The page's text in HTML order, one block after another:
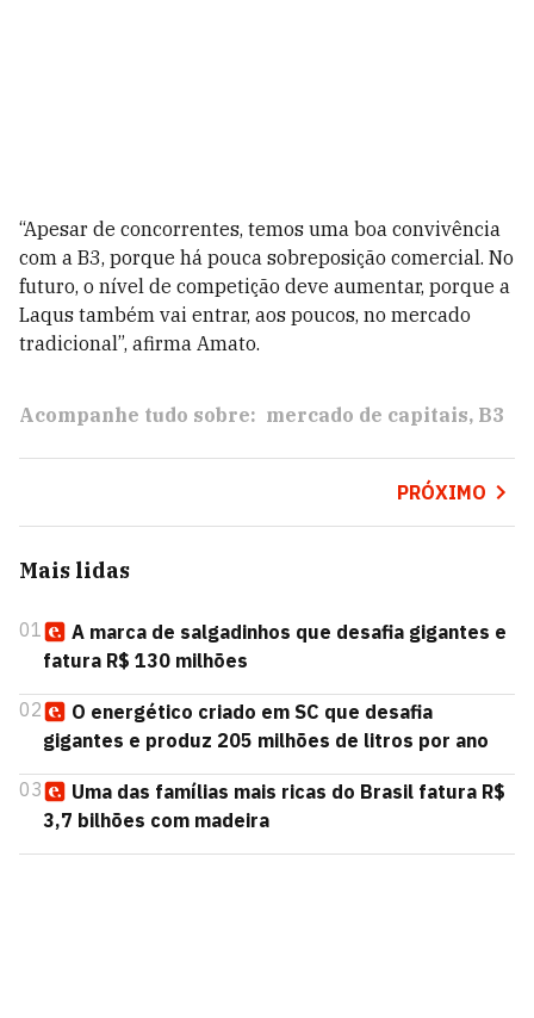
“Apesar de concorrentes, temos uma boa convivência
com a B3, porque há pouca sobreposição comercial. No
futuro, o nível de competição deve aumentar, porque a
Laqus também vai entrar, aos poucos, no mercado
tradicional”, afirma Amato.
Acompanhe tudo sobre: mercado de capitais B3
PRÓXIMO
Mais lidas
01
A marca de salgadinhos que desafia gigantes e
fatura R$ 130 milhões
02
O energético criado em SC que desafia
gigantes e produz 205 milhões de litros por ano
03
Uma das famílias mais ricas do Brasil fatura R$
3,7 bilhões com madeira